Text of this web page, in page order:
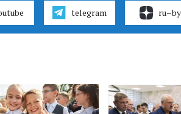
telegram ru–by